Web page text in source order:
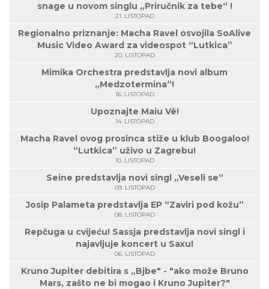
snage u novom singlu „Priručnik za tebe“ !
21. LISTOPAD
Regionalno priznanje: Macha Ravel osvojila SoAlive
Music Video Award za videospot “Lutkica”
20. LISTOPAD
Mimika Orchestra predstavlja novi album
„Medzotermina“!
16. LISTOPAD
Upoznajte Maiu Vë!
14. LISTOPAD
Macha Ravel ovog prosinca stiže u klub Boogaloo!
“Lutkica” uživo u Zagrebu!
10. LISTOPAD
Seine predstavlja novi singl „Veseli se“
09. LISTOPAD
Josip Palameta predstavlja EP “Zaviri pod kožu”
08. LISTOPAD
Repčuga u cvijeću! Sassja predstavlja novi singl i
najavljuje koncert u Saxu!
06. LISTOPAD
Kruno Jupiter debitira s „Bjbe" - "ako može Bruno
Mars, zašto ne bi mogao i Kruno Jupiter?"